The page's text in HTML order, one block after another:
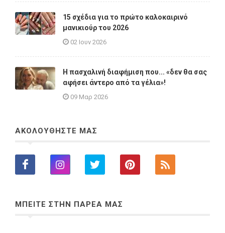
15 σχέδια για το πρώτο καλοκαιρινό
μανικιούρ του 2026
02 Ιουν 2026
Η πασχαλινή διαφήμιση που... «δεν θα σας
αφήσει άντερο από τα γέλια»!
09 Μαρ 2026
ΑΚΟΛΟΥΘΗΣΤΕ ΜΑΣ
ΜΠΕΙΤΕ ΣΤΗΝ ΠΑΡΕΑ ΜΑΣ